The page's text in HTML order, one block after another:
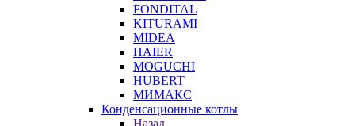
FONDITAL
KITURAMI
MIDEA
HAIER
MOGUCHI
HUBERT
МИМАКС
Конденсационные котлы
Назад